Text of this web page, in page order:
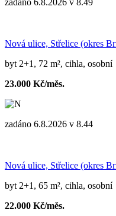
Nová ulice, Střelice (okres
byt 2+1, 72 m², cihla, osobní
23.000 Kč/měs.
zadáno 6.8.2026 v 8.44
Nová ulice, Střelice (okres
byt 2+1, 65 m², cihla, osobní
22.000 Kč/měs.